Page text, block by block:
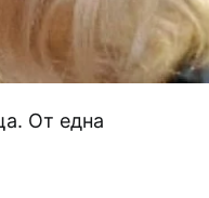
От една